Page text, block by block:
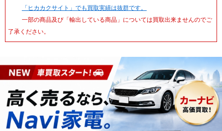
「ヒカカクサイト」でも買取実績は抜群です。
一部の商品及び「輸出している商品」については買取出来ませんのでご
了承ください。